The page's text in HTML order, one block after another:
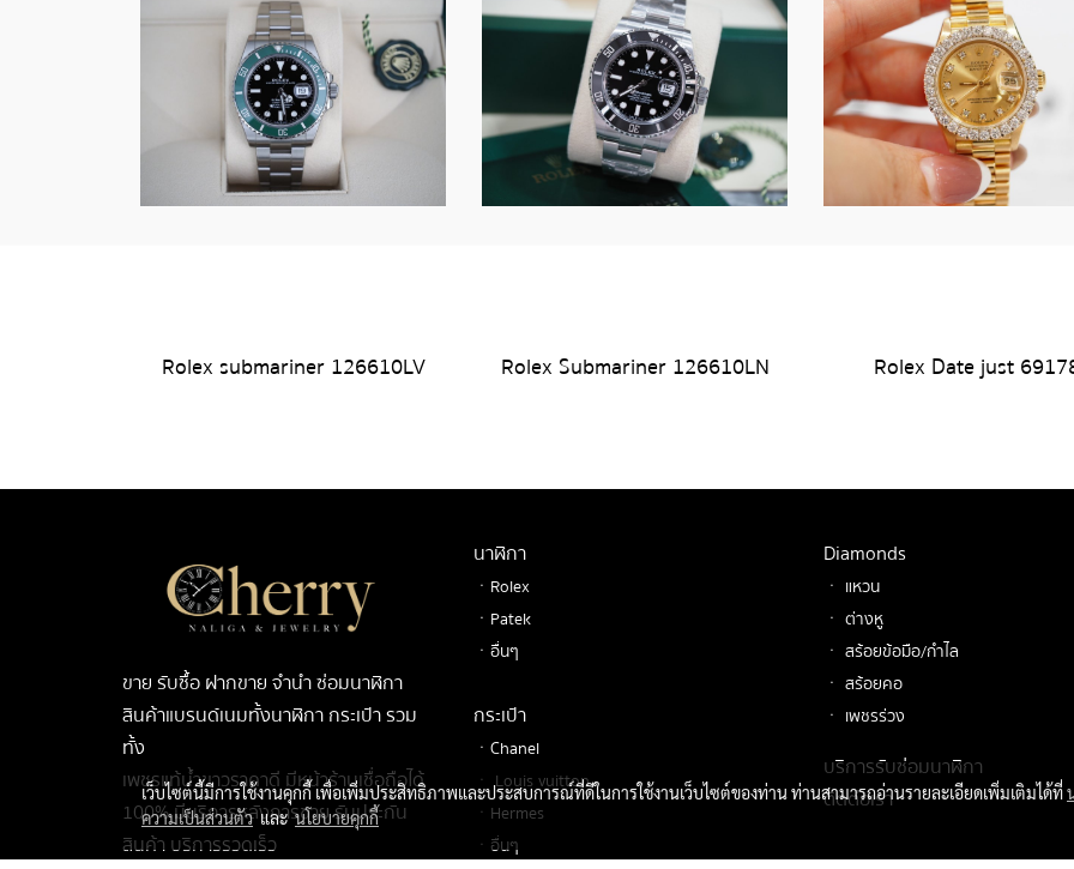
Rolex submariner 126610LV Rolex Submariner 126610LN Rolex Date just
ขาย รับซื้อ ฝากขาย จำนำ ซ่อมนาฬิกา
สินค้าแบรนด์เนมทั้งนาฬิกา กระเป๋า รวม
ทั้ง
เพชรแท้น้ำขาวราคาดี มีหน้าร้านเชื่อถือได้
100% มีบริการหลังการขาย รับประกัน
สินค้า บริการรวดเร็ว
นาฬิกา
ㆍRolex
ㆍPatek
ㆍอื่นๆ
กระเป๋า
ㆍChanel
ㆍ Louis vuitton
ㆍHermes
ㆍอื่นๆ
Diamonds
ㆍ แหวน
ㆍ ต่างหู
ㆍ สร้อยข้อมือ/กำไล
ㆍ สร้อยคอ
ㆍ เพชรร่วง
บริการรับซ่อมนาฬิกา
ติดต่อเรา
เว็บไซต์นี้มีการใช้งานคุกกี้ เพื่อเพิ่มประสิทธิภาพและประสบการณ์ที่ดีในการใช้งานเว็บไซต์ของท่าน ท่านสามารถอ่านรายละเอียดเพิ่มเติมได้ที่
ความเป็นส่วนตัวและนโยบายคุกกี้